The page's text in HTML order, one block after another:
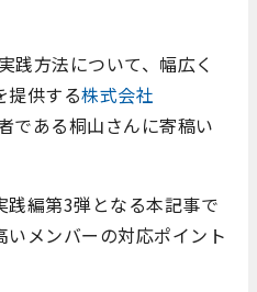
践方法について、幅広く
提供する株式会社
である桐山さんに寄稿い
践編第3弾となる本記事で
メンバーの対応ポイント